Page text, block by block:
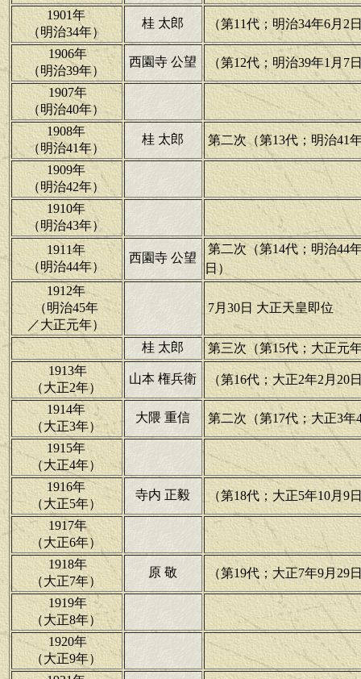
1901年
（明治34年）
桂 太郎 （第11代；明治34年6月2
1906年
（明治39年）
西園寺 公望 （第12代；明治39年1月7
1907年
（明治40年）
1908年
（明治41年）
桂 太郎 第二次（第13代；明治41
1909年
（明治42年）
1910年
（明治43年）
1911年
（明治44年）
西園寺 公望
第二次（第14代；明治44
日）
1912年
（明治45年
／大正元年）
7月30日 大正天皇即位
桂 太郎
第三次（第15代；大正元
1913年
（大正2年）
山本 権兵衛 （第16代；大正2年2月20
1914年
（大正3年）
大隈 重信 第二次（第17代；大正3年
1915年
（大正4年）
1916年
（大正5年）
寺内 正毅 （第18代；大正5年10月9
1917年
（大正6年）
1918年
（大正7年）
原 敬 （第19代；大正7年9月29
1919年
（大正8年）
1920年
（大正9年）